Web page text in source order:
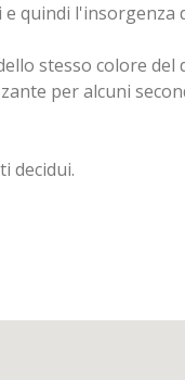
e quindi l'insorgenza
stesso colore del
per alcuni
decidui.